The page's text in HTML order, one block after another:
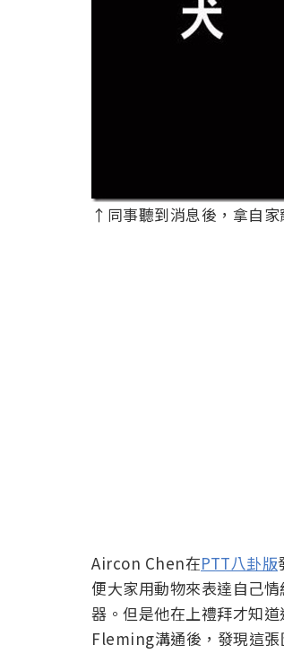
↑同事聽到消息後，拿自家
Aircon Chen在PTT八卦版
便大家用動物來表達自己
器。但是他在上禮拜才知
Fleming溝通後，發現這